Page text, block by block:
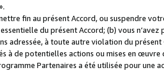
fin au présent Accord, ou suspendre
du présent Accord; (b) vous
adressée, à toute autre violation du
à de potentielles actions ou mises en
Partenaires a été utilisée pour une